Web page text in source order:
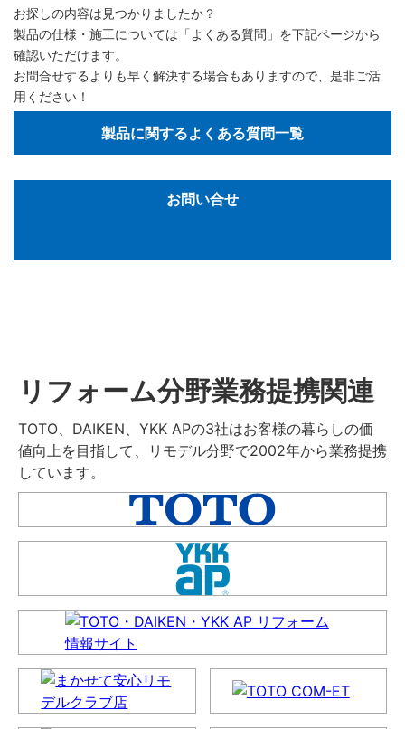
お探しの内容は見つかりましたか？
製品の仕様・施工については「よくある質問」を下記ページから
確認いただけます。
お問合せするよりも早く解決する場合もありますので、是非ご活
用ください！
製品に関するよくある質問一覧
お問い合せ
リフォーム分野業務提携関連
TOTO、DAIKEN、YKK APの3社はお客様の暮らしの価
値向上を目指して、リモデル分野で2002年から業務提携
しています。